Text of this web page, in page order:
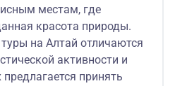
местам, где
красота природы.
на Алтай отличаются
активности и
принять